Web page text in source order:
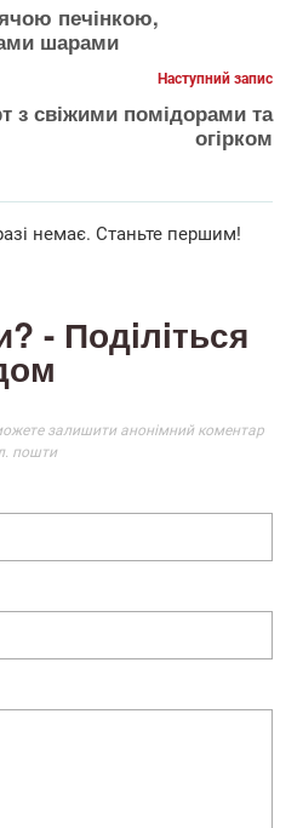
печінкою,
шарами
Наступний запис
з свіжими помідорами та
огірком
немає. Станьте першим!
- Подiлiться
залишити анонiмний коментар
пошти